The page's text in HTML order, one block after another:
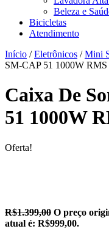
Beleza e
Bicicletas
Atendimento
Início /Eletrônicos /Mini
SM-CAP 51 1000W RMS
Caixa De
51 1000W
Oferta!
R$1.399,00 O preço
atual é: R$999,00.